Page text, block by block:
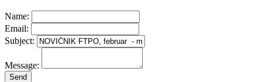
Name:
Email:
Subject:
Message: